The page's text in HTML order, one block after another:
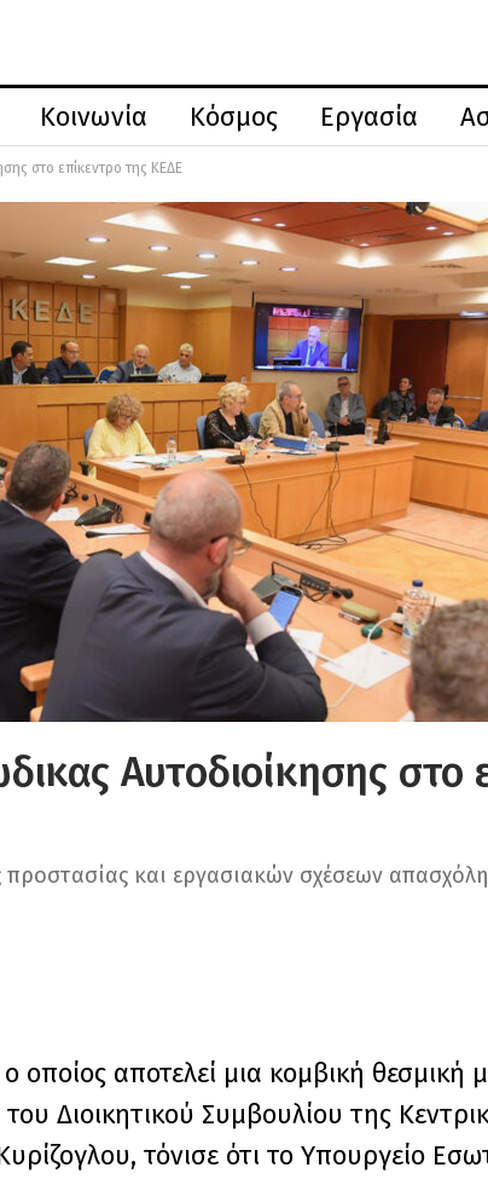
Κοινωνία Κόσμος Εργασία
στο επίκεντρο της ΚΕΔΕ
Αυτοδιοίκησης στο
και εργασιακών σχέσεων
οποίος αποτελεί μια κομβική
Διοικητικού Συμβουλίου της
τόνισε ότι το Υπουργείο